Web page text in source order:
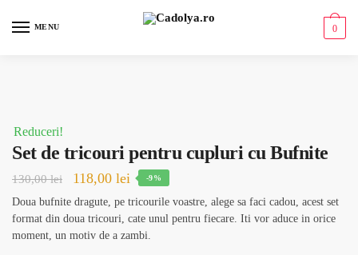
MENU 0
Reduceri!
Set de tricouri pentru cupluri cu Bufnite
130,00lei 118,00 lei -9%
Doua bufnite dragute, pe tricourile voastre, alege sa faci cadou, acest set
format din doua tricouri, cate unul pentru fiecare. Iti vor aduce in orice
moment, un motiv de a zambi.